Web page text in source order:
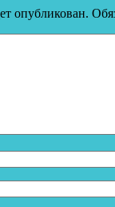
опубликован.